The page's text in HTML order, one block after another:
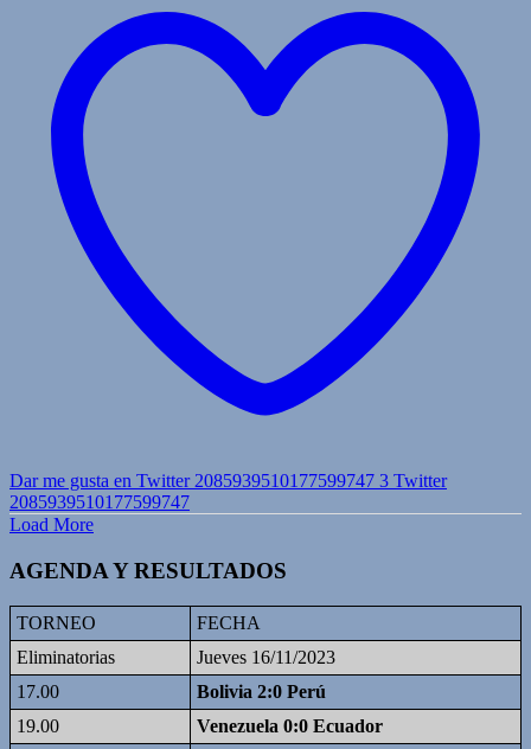
Dar me gusta en Twitter 2085939510177599747 3 Twitter
2085939510177599747
Load More
AGENDA Y RESULTADOS
TORNEO
FECHA
Eliminatorias
Jueves 16/11/2023
17.00
Bolivia 2:0 Perú
19.00
Venezuela 0:0 Ecuador